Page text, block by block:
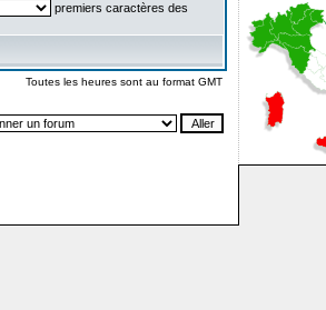
premiers caractères des
Toutes les heures sont au format GMT